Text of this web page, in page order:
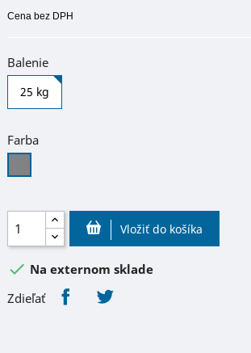
Cena bez DPH
Balenie
25 kg
Farba
Vložiť do košíka
 Na externom sklade
Zdieľať